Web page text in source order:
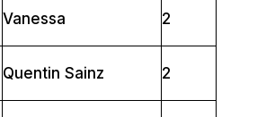
Vanessa 2
Quentin Sainz 2